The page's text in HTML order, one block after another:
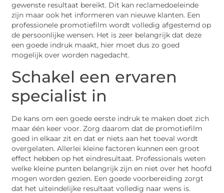
gewenste resultaat bereikt. Dit kan reclamedoeleinde
zijn maar ook het informeren van nieuwe klanten. Een
professionele promotiefilm wordt volledig afgestemd op
de persoonlijke wensen. Het is zeer belangrijk dat deze
een goede indruk maakt, hier moet dus zo goed
mogelijk over worden nagedacht.
Schakel een ervaren
specialist in
De kans om een goede eerste indruk te maken doet zich
maar één keer voor. Zorg daarom dat de promotiefilm
goed in elkaar zit en dat er niets aan het toeval wordt
overgelaten. Allerlei kleine factoren kunnen een groot
effect hebben op het eindresultaat. Professionals weten
welke kleine punten belangrijk zijn en niet over het hoofd
mogen worden gezien. Een goede voorbereiding zorgt
dat het uiteindelijke resultaat volledig naar wens is.